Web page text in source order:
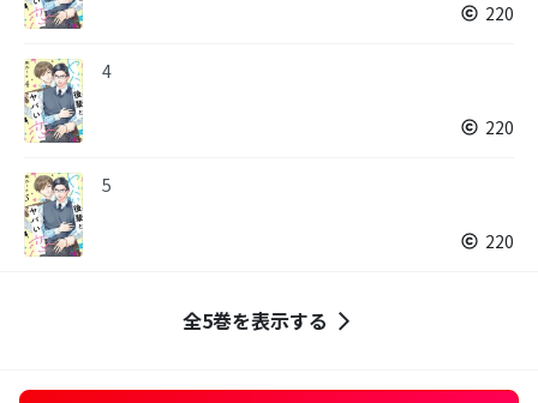
220
4
220
5
220
全5巻を表示する